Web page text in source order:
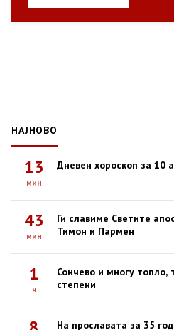
НАЈНОВО
13
мин
Дневен хороскоп за 10
43
мин
Ги славиме Светите
Тимон и Пармен
1
ч
Сончево и многу
степени
На прославата за 35